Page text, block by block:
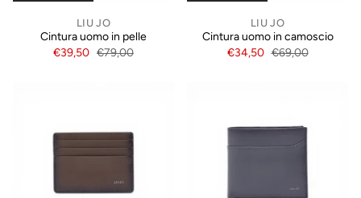
LIU JO
Cintura uomo in pelle
€39,50 €79,00
LIU JO
Cintura uomo in camoscio
€34,50 €69,00